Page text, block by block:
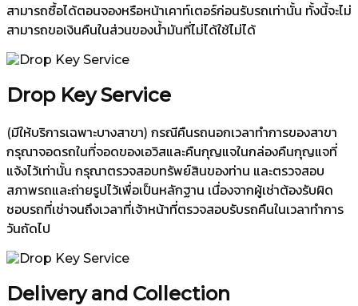
สามารถซื้อได้ตอนจองหรือหน้าเคาท์เตอร์ก่อนรับรถเท่านั้น ทั้งนี้จะไม่
สามารถขอเงินคืนในส่วนของน้ำมันที่ไม่ได้ใช้ไม่ได้
Drop Key Service
(มีให้บริการเฉพาะบางสาขา) กรณีคืนรถนอกเวลาทำการของสาขา
กรุณาจอดรถในที่จอดของเอวิสและคืนกุญแจในกล่องคืนกุญแจที่
แจ้งไว้เท่านั้น กรุณาตรวจสอบทรัพย์สินของท่าน และตรวจสอบ
สภาพรถและถ่ายรูปไว้เพื่อเป็นหลักฐาน เนื่องจากผู้เช่าต้องรับผิด
ชอบรถที่เช่าจนถึงเวลาที่เจ้าหน้าที่ตรวจสอบรับรถคืนในเวลาทำการ
วันถัดไป
Delivery and Collection